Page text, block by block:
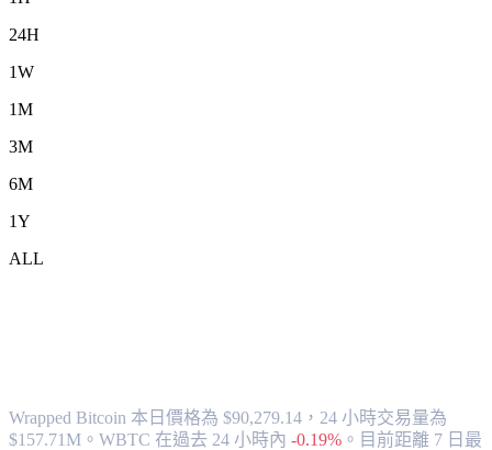
24H
1W
1M
3M
6M
1Y
ALL
Wrapped Bitcoin 本日價格為 $90,279.14，24 小時交易量為
$157.71M。WBTC 在過去 24 小時內 -0.19% 。 目前距離 7 日最